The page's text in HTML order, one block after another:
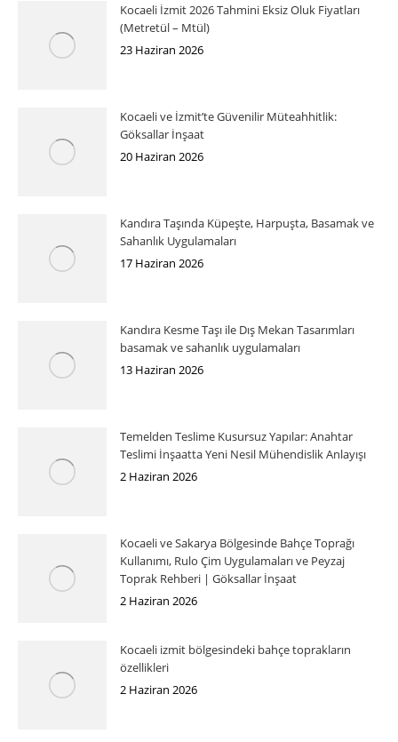
Kocaeli İzmit 2026 Tahmini Eksiz Oluk Fiyatları
(Metretül – Mtül)
23 Haziran 2026
Kocaeli ve İzmit’te Güvenilir Müteahhitlik:
Göksallar İnşaat
20 Haziran 2026
Kandıra Taşında Küpeşte, Harpuşta, Basamak ve
Sahanlık Uygulamaları
17 Haziran 2026
Kandıra Kesme Taşı ile Dış Mekan Tasarımları
basamak ve sahanlık uygulamaları
13 Haziran 2026
Temelden Teslime Kusursuz Yapılar: Anahtar
Teslimi İnşaatta Yeni Nesil Mühendislik Anlayışı
2 Haziran 2026
Kocaeli ve Sakarya Bölgesinde Bahçe Toprağı
Kullanımı, Rulo Çim Uygulamaları ve Peyzaj
Toprak Rehberi | Göksallar İnşaat
2 Haziran 2026
Kocaeli izmit bölgesindeki bahçe toprakların
özellikleri
2 Haziran 2026